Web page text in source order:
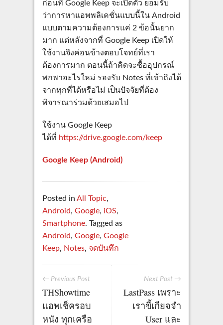
ก่อนที่ Google Keep จะเปิดตัว ยอมรับ
ว่าการหาแอพพลิเคชั่นแบบนี้ใน Android
แบบตามความต้องการแค่ 2 ข้อนั้นยาก
มาก แต่หลังจากที่ Google Keep เปิดให้
ใช้งานจึงค่อนข้างตอบโจทย์ที่เรา
ต้องการมาก ตอนนี้ถ้าคิดจะซื้ออุปกรณ์
พกพาอะไรใหม่ รองรับ Notes ที่เข้าถึงได้
จากทุกที่ได้หรือไม่ เป็นปัจจัยที่ต้อง
พิจารณาร่วมด้วยเสมอไป
ใช้งาน Google Keep
ได้ที่ https://drive.google.com/keep
Google Keep (Android)
Posted in All Topic,
Android, Google, iOS,
Smartphone. Tagged as
Android, Google, Google
Keep, Notes, จดบันทึก
Next Post →
LastPass เพราะ
เราขี้เกียจจำ
User และ
← Previous Post
THShowtime
แอพเช็ครอบ
หนัง ทุกเครือ